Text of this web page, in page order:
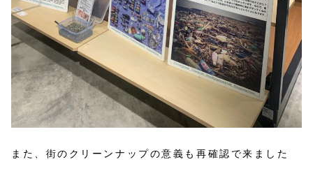
また、街のクリーンナップの意義も再確認で来ました